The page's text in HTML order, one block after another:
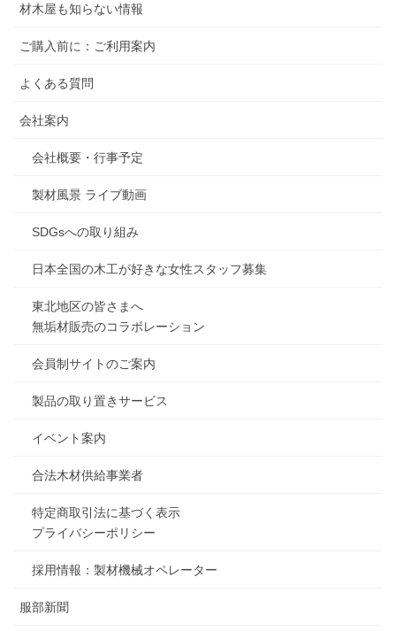
材木屋も知らない情報
ご購入前に：ご利用案内
よくある質問
会社案内
会社概要・行事予定
製材風景 ライブ動画
SDGsへの取り組み
日本全国の木工が好きな女性スタッフ募集
東北地区の皆さまへ
無垢材販売のコラボレーション
会員制サイトのご案内
製品の取り置きサービス
イベント案内
合法木材供給事業者
特定商取引法に基づく表示
プライバシーポリシー
採用情報：製材機械オペレーター
服部新聞